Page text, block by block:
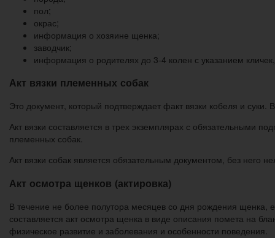
пол;
окрас;
информация о хозяине щенка;
заводчик;
информация о родителях до 3-4 колен с указанием
Акт вязки племенных собак
Это документ, который подтверждает факт вязки кобеля и
Акт вязки составляется в трех экземплярах с обязательными
племенных собак.
Акт вязки собак является обязательным документом, без него
Акт осмотра щенков (актировка)
В течение не более полутора месяцев со дня рождения щенка,
составляется акт осмотра щенка в виде описания помета на
физическое развитие и заболевания и особенности поведения.